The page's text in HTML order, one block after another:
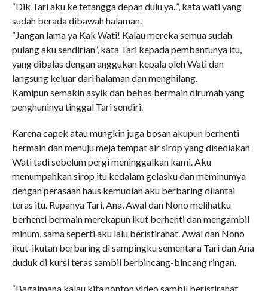
“Dik Tari aku ke tetangga depan dulu ya..”, kata wati yang
sudah berada dibawah halaman.
“Jangan lama ya Kak Wati! Kalau mereka semua sudah
pulang aku sendirian”, kata Tari kepada pembantunya itu,
yang dibalas dengan anggukan kepala oleh Wati dan
langsung keluar dari halaman dan menghilang.
Kamipun semakin asyik dan bebas bermain dirumah yang
penghuninya tinggal Tari sendiri.
Karena capek atau mungkin juga bosan akupun berhenti
bermain dan menuju meja tempat air sirop yang disediakan
Wati tadi sebelum pergi meninggalkan kami. Aku
menumpahkan sirop itu kedalam gelasku dan meminumya
dengan perasaan haus kemudian aku berbaring dilantai
teras itu. Rupanya Tari, Ana, Awal dan Nono melihatku
berhenti bermain merekapun ikut berhenti dan mengambil
minum, sama seperti aku lalu beristirahat. Awal dan Nono
ikut-ikutan berbaring di sampingku sementara Tari dan Ana
duduk di kursi teras sambil berbincang-bincang ringan.
“Bagaimana kalau kita nonton video sambil beristirahat,